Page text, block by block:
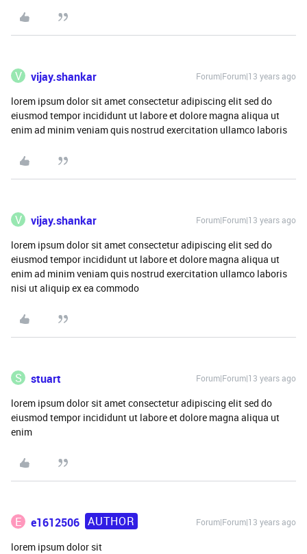
V vijay.shankar Forum|Forum|13 years ago
lorem ipsum dolor sit amet consectetur adipiscing elit sed do
eiusmod tempor incididunt ut labore et dolore magna aliqua ut
enim ad minim veniam quis nostrud exercitation ullamco laboris
V vijay.shankar Forum|Forum|13 years ago
lorem ipsum dolor sit amet consectetur adipiscing elit sed do
eiusmod tempor incididunt ut labore et dolore magna aliqua ut
enim ad minim veniam quis nostrud exercitation ullamco laboris
nisi ut aliquip ex ea commodo
S stuart Forum|Forum|13 years ago
lorem ipsum dolor sit amet consectetur adipiscing elit sed do
eiusmod tempor incididunt ut labore et dolore magna aliqua ut
enim
E e1612506 AUTHOR Forum|Forum|13 years ago
lorem ipsum dolor sit